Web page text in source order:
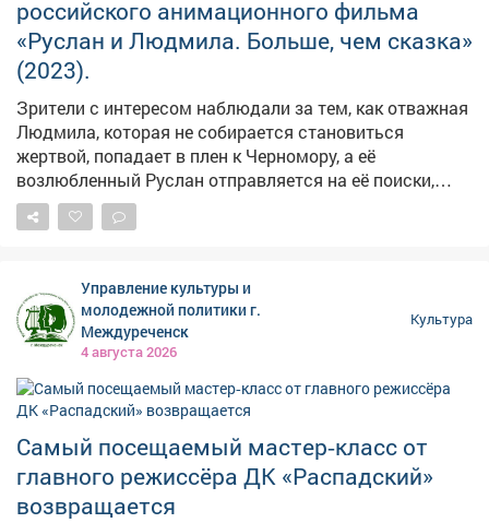
российского анимационного фильма
«Руслан и Людмила. Больше, чем сказка»
(2023).
Зрители с интересом наблюдали за тем, как отважная
Людмила, которая не собирается становиться
жертвой, попадает в плен к Черномору, а её
возлюбленный Руслан отправляется на её поиски,
сталкиваясь на своём пути с магическими
ловушками, говорящим медведем и даже попадает в
от создателей «Снежной королевы». Яркие персонажи
и динамичный сюжет не оставили равнодушными ни
детей, ни взрослых. Следите за афишами - впереди
Управление культуры и
молодежной политики г.
Междуреченск
4 августа 2026
Культура
Самый посещаемый мастер‑класс от
главного режиссёра ДК «Распадский»
возвращается